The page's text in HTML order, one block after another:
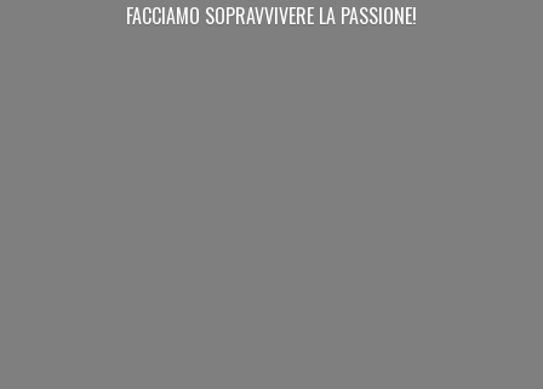
FACCIAMO SOPRAVVIVERE LA PASSIONE!